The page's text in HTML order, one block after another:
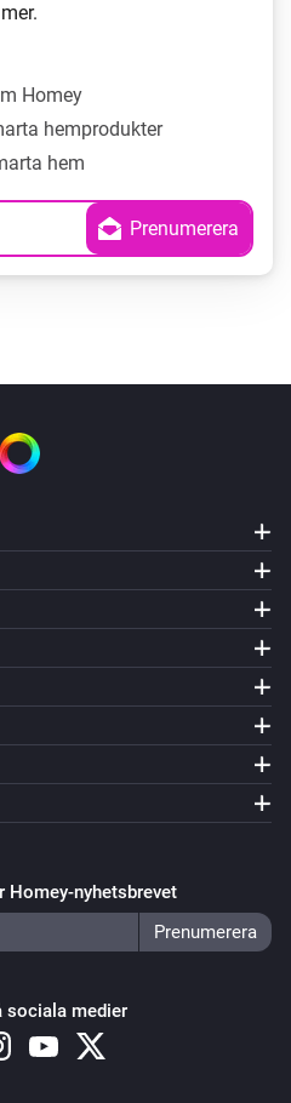
mer.
Homey
hemprodukter
hem
Homey-nyhetsbrevet
sociala medier